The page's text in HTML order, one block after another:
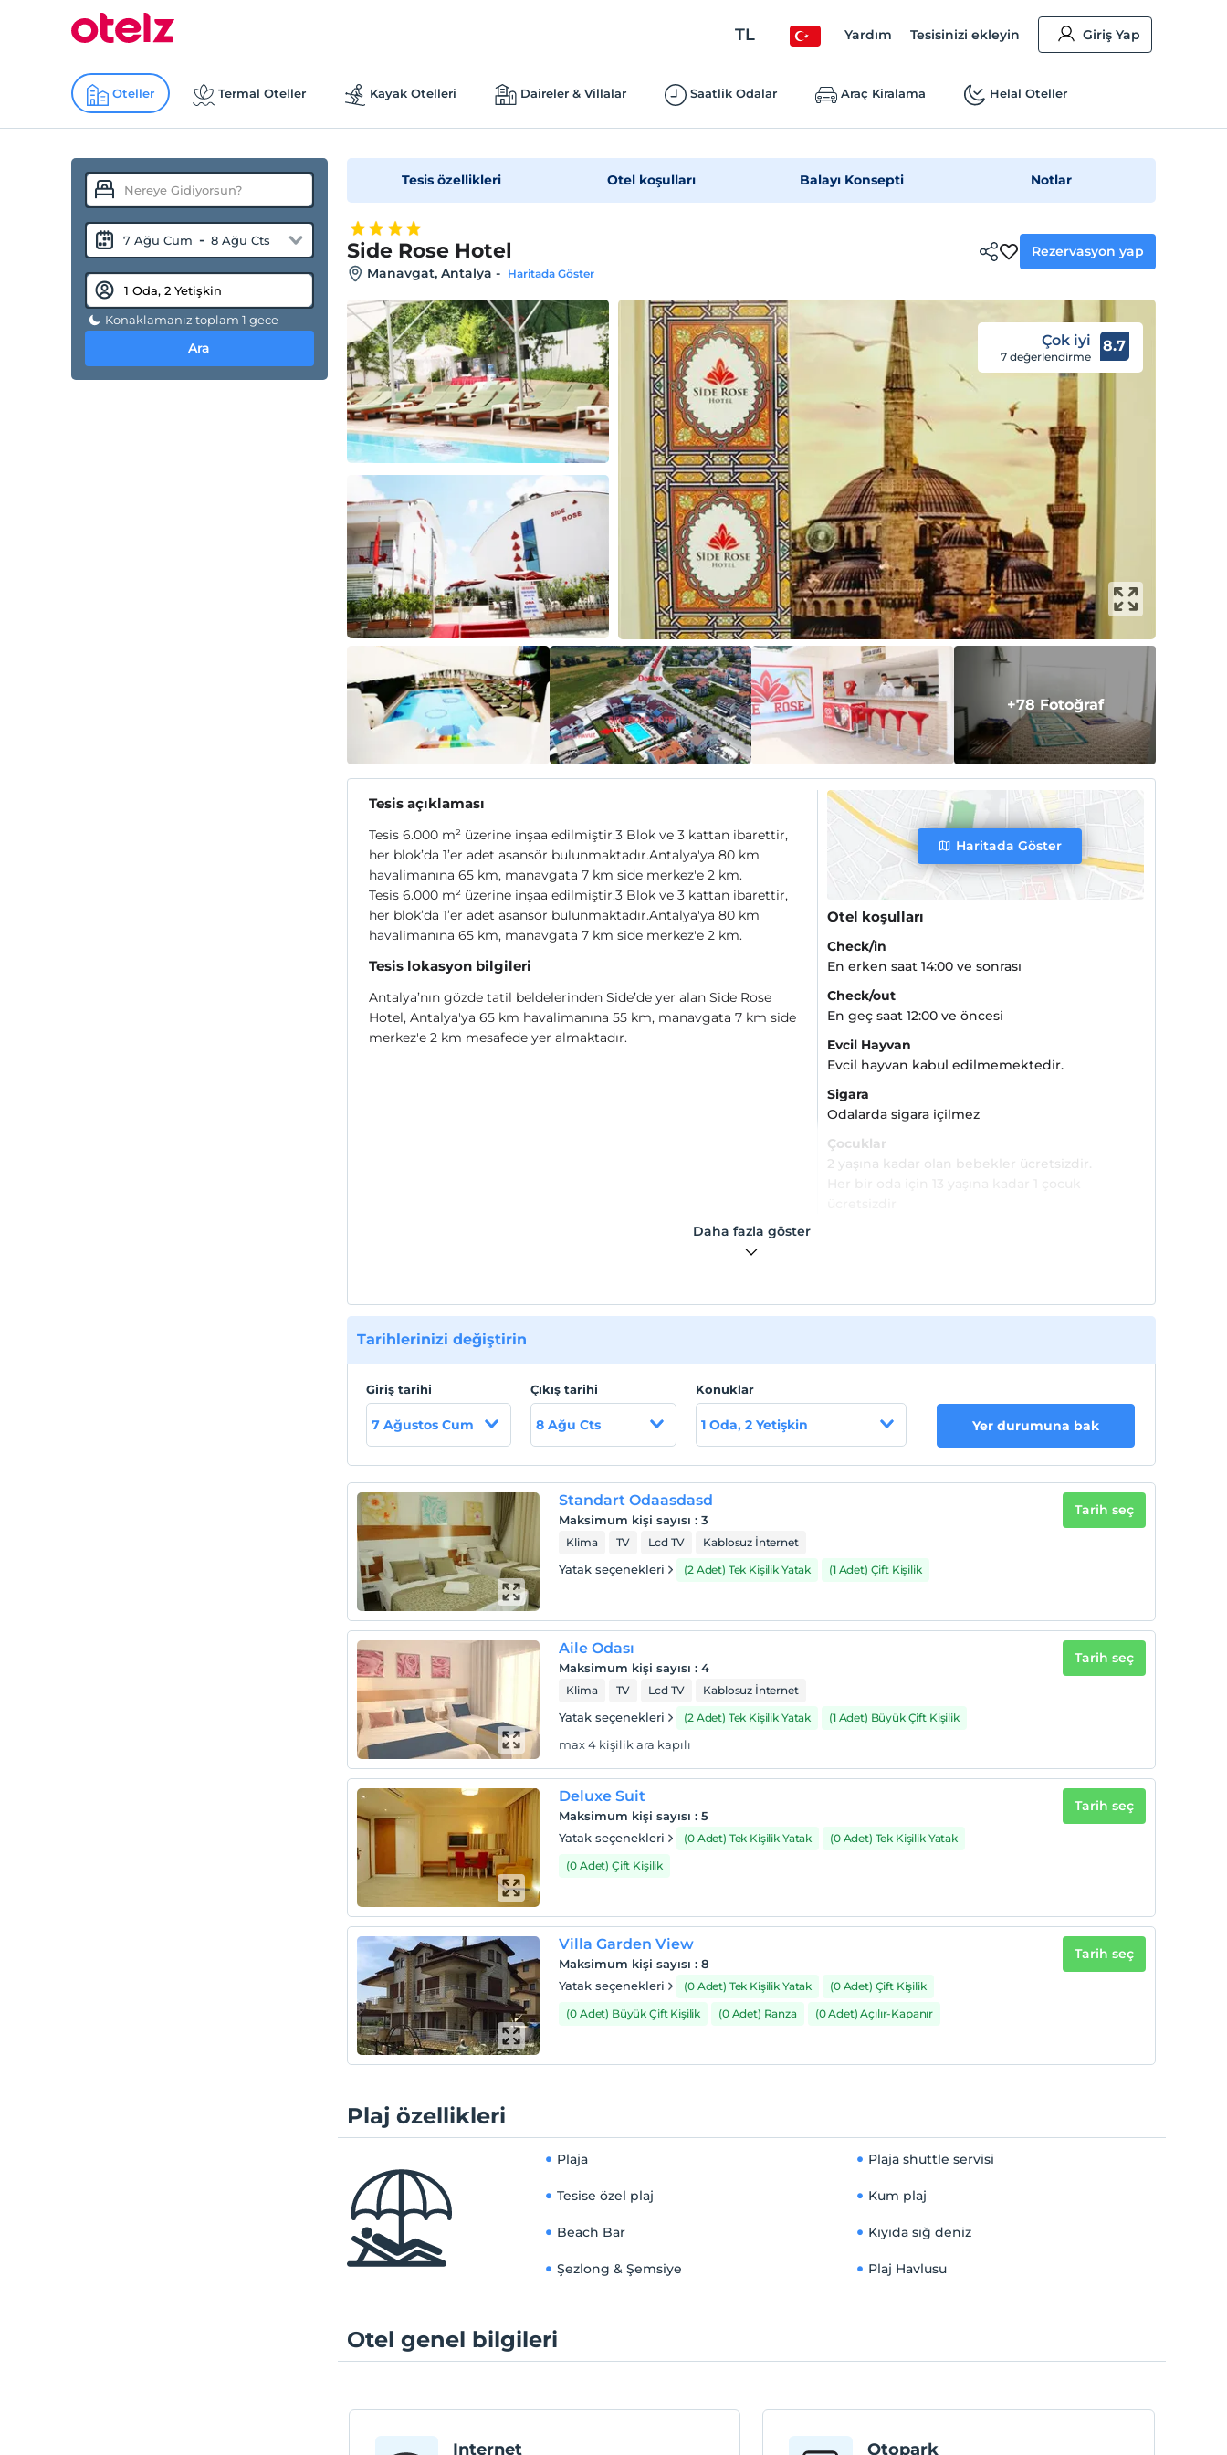
TL Yardım Tesisinizi ekleyin Giriş Yap
Oteller Termal Oteller Kayak Otelleri Daireler & Villalar Saatlik Odalar Araç Kiralama Helal Oteller
7 Ağu Cum - 8 Ağu Cts
Konaklamanız toplam 1 gece
Ara
Tesis özellikleri Otel koşulları Balayı Konsepti Notlar
Side Rose Hotel
Manavgat, Antalya - Haritada Göster
Rezervasyon yap
Çok iyi
7 değerlendirme
8.7
+78 Fotoğraf
Tesis açıklaması
Tesis 6.000 m² üzerine inşaa edilmiştir.3 Blok ve 3 kattan ibarettir,
her blok’da 1’er adet asansör bulunmaktadır.Antalya'ya 80 km
havalimanına 65 km, manavgata 7 km side merkez'e 2 km.
Tesis 6.000 m² üzerine inşaa edilmiştir.3 Blok ve 3 kattan ibarettir,
her blok’da 1’er adet asansör bulunmaktadır.Antalya'ya 80 km
havalimanına 65 km, manavgata 7 km side merkez'e 2 km.
Tesis lokasyon bilgileri
Antalya’nın gözde tatil beldelerinden Side’de yer alan Side Rose
Hotel, Antalya'ya 65 km havalimanına 55 km, manavgata 7 km side
merkez'e 2 km mesafede yer almaktadır.
Haritada Göster
Otel koşulları
Check/in
En erken saat 14:00 ve sonrası
Check/out
En geç saat 12:00 ve öncesi
Evcil Hayvan
Evcil hayvan kabul edilmemektedir.
Sigara
Odalarda sigara içilmez
Çocuklar
2 yaşına kadar olan bebekler ücretsizdir.
Daha fazla göster
Tarihlerinizi değiştirin
Giriş tarihi
7 Ağustos Cum
Çıkış tarihi
8 Ağu Cts
Konuklar
1 Oda, 2 Yetişkin Yer durumuna bak
Standart Odaasdasd
Maksimum kişi sayısı :3
Klima TV Lcd TV Kablosuz İnternet
Yatak seçenekleri (2 Adet) Tek Kişilik Yatak (1 Adet) Çift Kişilik
Tarih seç
Aile Odası
Maksimum kişi sayısı :4
Klima TV Lcd TV Kablosuz İnternet
Yatak seçenekleri (2 Adet) Tek Kişilik Yatak (1 Adet) Büyük Çift Kişilik
max 4 kişilik ara kapılı
Tarih seç
Deluxe Suit
Maksimum kişi sayısı :5
Yatak seçenekleri
(0 Adet) Tek Kişilik Yatak
(0 Adet) Tek Kişilik Yatak
(0 Adet) Çift Kişilik
Tarih seç
Villa Garden View
Maksimum kişi sayısı :8
Yatak seçenekleri
(0 Adet) Tek Kişilik Yatak
(0 Adet) Çift Kişilik
(0 Adet) Büyük Çift Kişilik
(0 Adet) Ranza (0 Adet) Açılır-Kapanır
Tarih seç
Plaj özellikleri
Plaja Plaja shuttle servisi
Tesise özel plaj Kum plaj
Beach Bar Kıyıda sığ deniz
Şezlong & Şemsiye Plaj Havlusu
Otel genel bilgileri
Internet Otopark